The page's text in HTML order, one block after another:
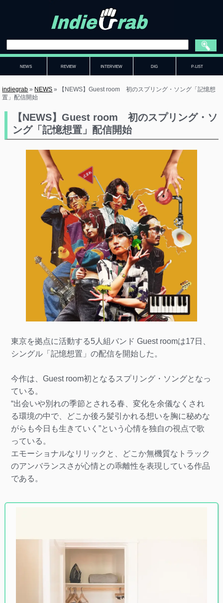
NEWS REVIEW INTERVIEW DIG P-LIST
indiegrab » NEWS »
【NEWS】Guest room 初のスプリング・ソング「記憶想
置」配信開始
【NEWS】Guest room 初のスプリング・ソ
ング「記憶想置」配信開始
東京を拠点に活動する5人組バンド Guest roomは17日、
シングル「記憶想置」の配信を開始した。
今作は、Guest room初となるスプリング・ソングとなっ
ている。
“出会いや別れの季節とされる春、変化を余儀なくされ
る環境の中で、どこか後ろ髪引かれる想いを胸に秘めな
がらも今日も生きていく”という心情を独自の視点で歌
っている。
エモーショナルなリリックと、どこか無機質なトラック
のアンバランスさが心情との乖離性を表現している作品
である。